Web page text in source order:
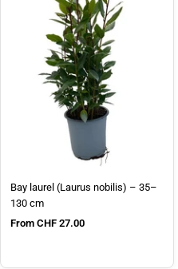
Bay laurel (Laurus nobilis) – 35–
130 cm
Sale price
From CHF 27.00